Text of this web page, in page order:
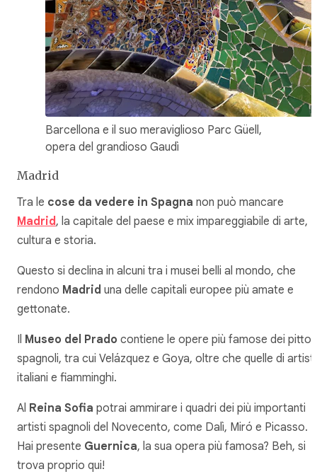
Barcellona e il suo meraviglioso Parc Güell,
opera del grandioso Gaudì
Madrid
Tra le cose da vedere in Spagna non può mancare
Madrid, la capitale del paese e mix impareggiabile di arte,
cultura e storia.
Questo si declina in alcuni tra i musei belli al mondo, che
rendono Madrid una delle capitali europee più amate e
gettonate.
Il Museo del Prado contiene le opere più famose dei pittori
spagnoli, tra cui Velázquez e Goya, oltre che quelle di artisti
italiani e fiamminghi.
Al Reina Sofia potrai ammirare i quadri dei più importanti
artisti spagnoli del Novecento, come Dalì, Miró e Picasso.
Hai presente Guernica, la sua opera più famosa? Beh, si
trova proprio qui!